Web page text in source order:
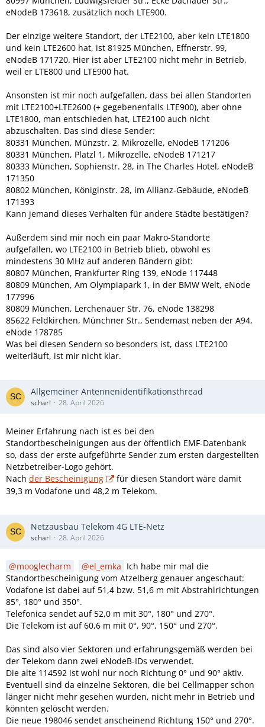
eNodeB 173618, zusätzlich noch LTE900.
Der einzige weitere Standort, der LTE2100, aber kein LTE1800
und kein LTE2600 hat, ist 81925 München, Effnerstr. 99,
eNodeB 171720. Hier ist aber LTE2100 nicht mehr in Betrieb,
weil er LTE800 und LTE900 hat.
Ansonsten ist mir noch aufgefallen, dass bei allen Standorten
mit LTE2100+LTE2600 (+ gegebenenfalls LTE900), aber ohne
LTE1800, man entschieden hat, LTE2100 auch nicht
abzuschalten. Das sind diese Sender:
80331 München, Münzstr. 2, Mikrozelle, eNodeB 171206
80331 München, Platzl 1, Mikrozelle, eNodeB 171217
80333 München, Sophienstr. 28, in The Charles Hotel, eNodeB
171350
80802 München, Königinstr. 28, im Allianz-Gebäude, eNodeB
171393
Kann jemand dieses Verhalten für andere Städte bestätigen?
Außerdem sind mir noch ein paar Makro-Standorte
aufgefallen, wo LTE2100 in Betrieb blieb, obwohl es
mindestens 30 MHz auf anderen Bändern gibt:
80807 München, Frankfurter Ring 139, eNode 117448
80809 München, Am Olympiapark 1, in der BMW Welt, eNode
177996
80809 München, Lerchenauer Str. 76, eNode 138298
85622 Feldkirchen, Münchner Str., Sendemast neben der A94,
eNode 178785
Was bei diesen Sendern so besonders ist, dass LTE2100
weiterläuft, ist mir nicht klar.
Allgemeiner Antennenidentifikationsthread
scharl 28. April 2026
Meiner Erfahrung nach ist es bei den
Standortbescheinigungen aus der öffentlich EMF-Datenbank
so, dass der erste aufgeführte Sender zum ersten dargestellten
Netzbetreiber-Logo gehört.
Nach der Bescheinigung
für diesen Standort wäre damit
39,3 m Vodafone und 48,2 m Telekom.
Netzausbau Telekom 4G LTE-Netz
scharl 28. April 2026
mooglecharm el_emka Ich habe mir mal die
Standortbescheinigung vom Atzelberg genauer angeschaut:
Vodafone ist dabei auf 51,4 bzw. 51,6 m mit Abstrahlrichtungen
85°, 180° und 350°.
Telefonica sendet auf 52,0 m mit 30°, 180° und 270°.
Die Telekom ist auf 60,6 m mit 0°, 90°, 150° und 270°.
Das sind also vier Sektoren und erfahrungsgemäß werden bei
der Telekom dann zwei eNodeB-IDs verwendet.
Die alte 114592 ist wohl nur noch Richtung 0° und 90° aktiv.
Eventuell sind da einzelne Sektoren, die bei Cellmapper schon
länger nicht mehr gesehen wurden, nicht mehr in Betrieb und
könnten gelöscht werden.
Die neue 198046 sendet anscheinend Richtung 150° und 270°.